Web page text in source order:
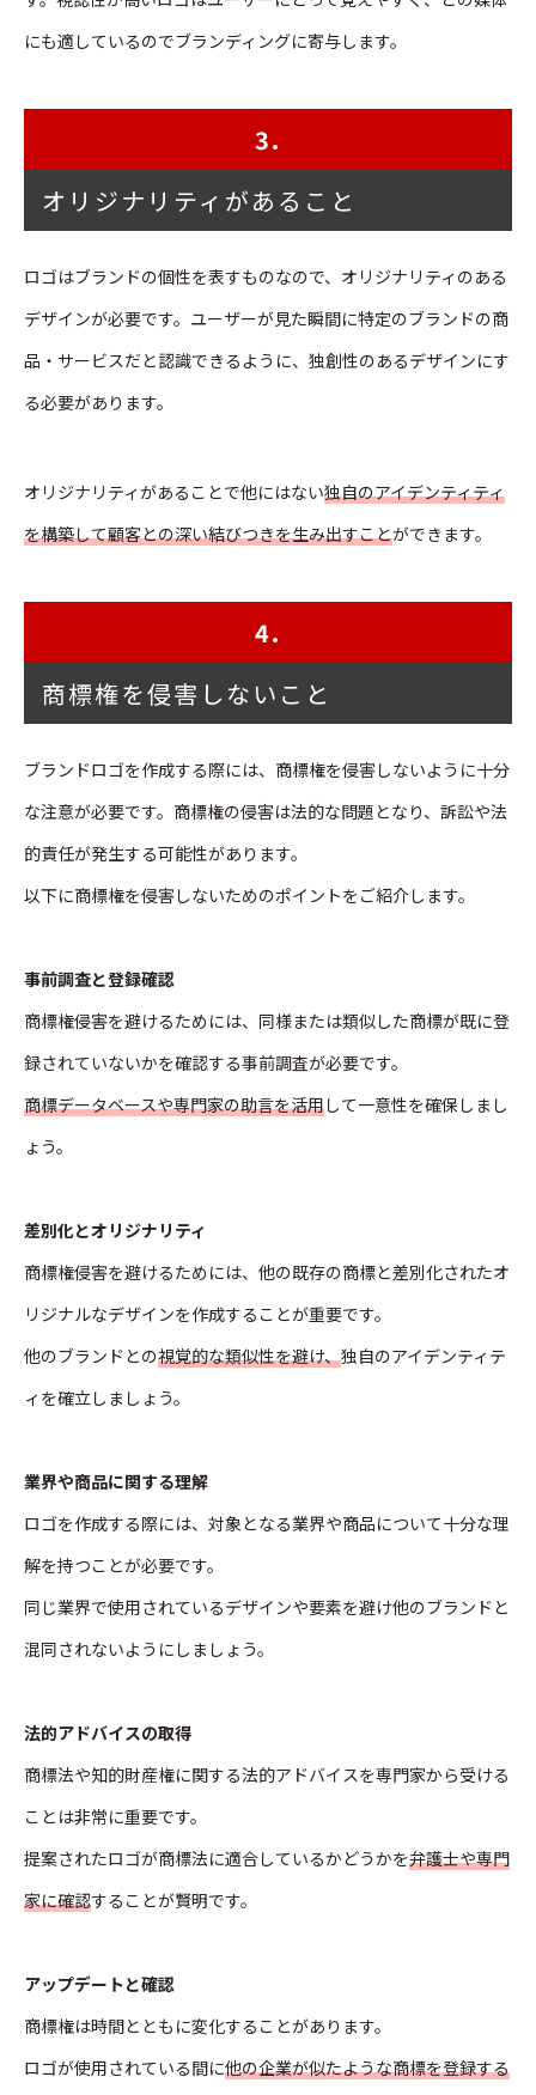
にも適しているのでブランディングに寄与します。
3.
オリジナリティがあること
ロゴはブランドの個性を表すものなので、オリジナリティのある
デザインが必要です。ユーザーが見た瞬間に特定のブランドの商
品・サービスだと認識できるように、独創性のあるデザインにす
る必要があります。
オリジナリティがあることで他にはない独自のアイデンティティ
を構築して顧客との深い結びつきを生み出すことができます。
4.
商標権を侵害しないこと
ブランドロゴを作成する際には、商標権を侵害しないように十分
な注意が必要です。商標権の侵害は法的な問題となり、訴訟や法
的責任が発生する可能性があります。
以下に商標権を侵害しないためのポイントをご紹介します。
事前調査と登録確認
商標権侵害を避けるためには、同様または類似した商標が既に登
録されていないかを確認する事前調査が必要です。
商標データベースや専門家の助言を活用して一意性を確保しまし
ょう。
差別化とオリジナリティ
商標権侵害を避けるためには、他の既存の商標と差別化されたオ
リジナルなデザインを作成することが重要です。
他のブランドとの視覚的な類似性を避け、独自のアイデンティテ
ィを確立しましょう。
業界や商品に関する理解
ロゴを作成する際には、対象となる業界や商品について十分な理
解を持つことが必要です。
同じ業界で使用されているデザインや要素を避け他のブランドと
混同されないようにしましょう。
法的アドバイスの取得
商標法や知的財産権に関する法的アドバイスを専門家から受ける
ことは非常に重要です。
提案されたロゴが商標法に適合しているかどうかを弁護士や専門
家に確認することが賢明です。
アップデートと確認
商標権は時間とともに変化することがあります。
ロゴが使用されている間に他の企業が似たような商標を登録する